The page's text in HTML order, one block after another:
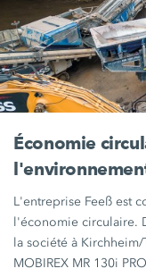
Économie
L'entreprise Feeß est
l'économie circulaire.
la société à
MOBIREX MR 130i PRO